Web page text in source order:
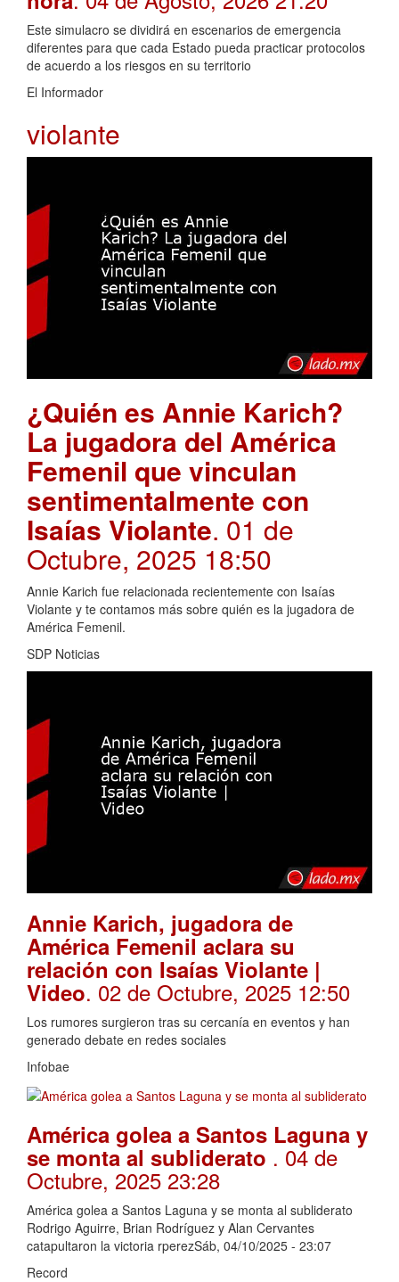
Este simulacro se dividirá en escenarios de emergencia
diferentes para que cada Estado pueda practicar protocolos
de acuerdo a los riesgos en su territorio
El Informador
violante
¿Quién es Annie Karich?
La jugadora del América
Femenil que vinculan
sentimentalmente con
Isaías Violante. 01 de
Octubre, 2025 18:50
Annie Karich fue relacionada recientemente con Isaías
Violante y te contamos más sobre quién es la jugadora de
América Femenil.
SDP Noticias
Annie Karich, jugadora de
América Femenil aclara su
relación con Isaías Violante |
Video. 02 de Octubre, 2025 12:50
Los rumores surgieron tras su cercanía en eventos y han
generado debate en redes sociales
Infobae
América golea a Santos Laguna y
se monta al subliderato . 04 de
Octubre, 2025 23:28
América golea a Santos Laguna y se monta al subliderato
Rodrigo Aguirre, Brian Rodríguez y Alan Cervantes
catapultaron la victoria rperezSáb, 04/10/2025 - 23:07
Record